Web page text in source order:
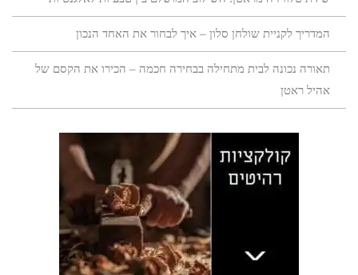
המדריך לקניית שולחן סלון – איך לבחור את האחד הנכון
תאורה נכונה לבית מתחילה בבחירה חכמה – הכירו את הקסם של
אהיל ראטן